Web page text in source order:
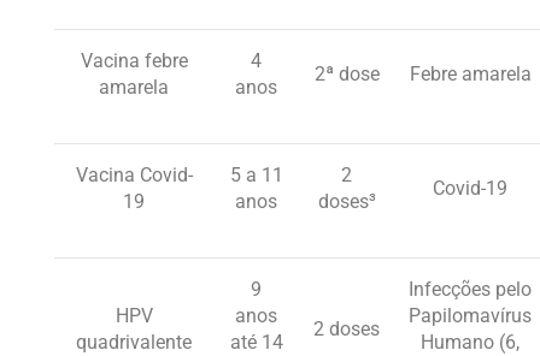
Vacina febre
amarela
4
anos
2ª dose Febre amarela
Vacina Covid-
19
5 a 11
anos
2
doses³
Covid-19
HPV
quadrivalente
9
anos
até 14
2 doses
Infecções pelo
Papilomavírus
Humano (6,